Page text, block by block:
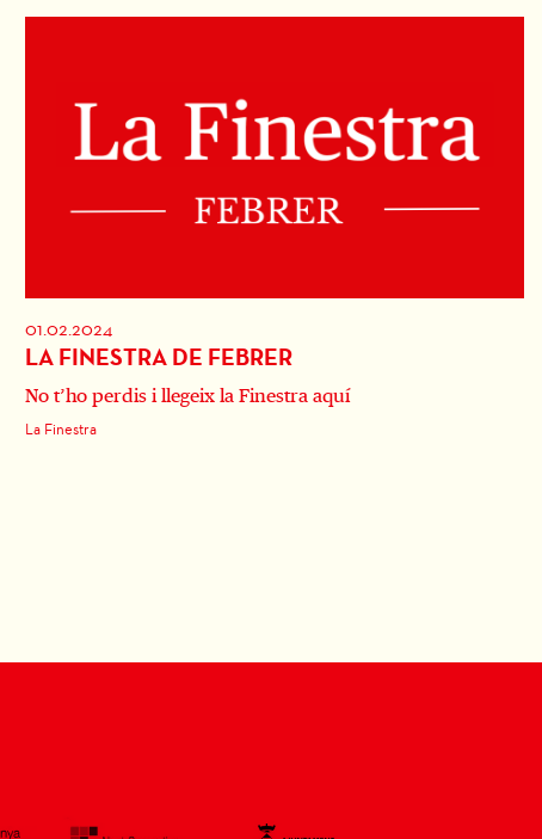
01.02.2024
LA FINESTRA DE FEBRER
No t’ho perdis i llegeix la Finestra aquí
La Finestra